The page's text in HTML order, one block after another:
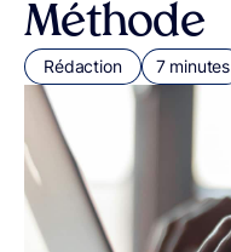
Méthode
Rédaction 7 minutes